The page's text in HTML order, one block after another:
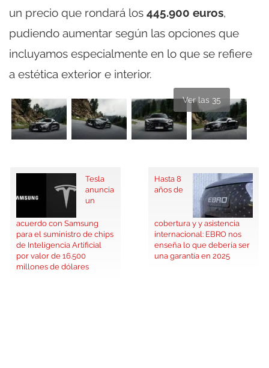
un precio que rondará los 445.900 euros,
pudiendo aumentar según las opciones que
incluyamos especialmente en lo que se refiere
a estética exterior e interior.
Ver las 35
Tesla
anuncia
un
acuerdo con Samsung
para el suministro de chips
de Inteligencia Artificial
por valor de 16.500
millones de dólares
Hasta 8
años de
cobertura y y asistencia
internacional: EBRO nos
enseña lo que debería ser
una garantía en 2025